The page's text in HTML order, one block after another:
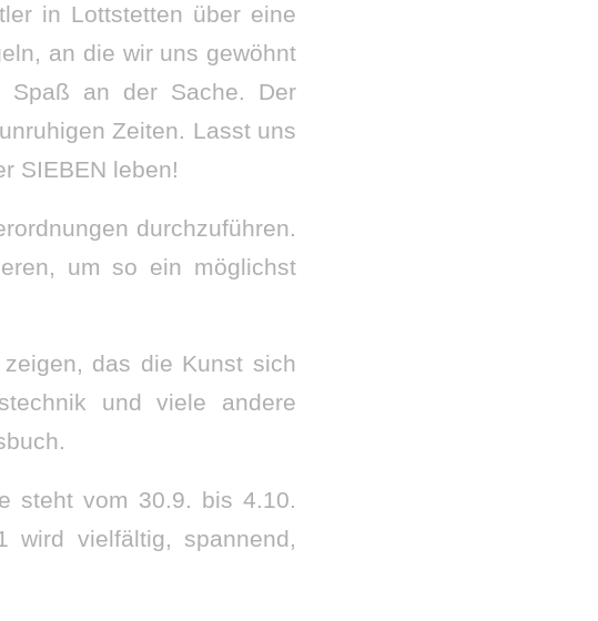
in Lottstetten über eine
an die wir uns gewöhnt
an der Sache. Der
Zeiten. Lasst uns
SIEBEN leben!
durchzuführen.
um so ein möglichst
das die Kunst sich
und viele andere
steht vom 30.9. bis 4.10.
wird vielfältig, spannend,